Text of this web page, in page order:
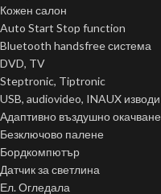
Кожен салон
Auto Start Stop function
Bluetooth handsfree система
DVD, TV
Steptronic, Tiptronic
USB, audiovideo, INAUX изводи
Адаптивно въздушно окачване
Безключово палене
Бордкомпютър
Датчик за светлина
Ел. Огледала